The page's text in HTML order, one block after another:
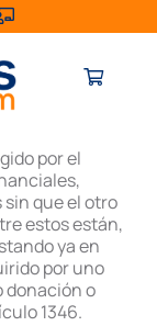
por el
que el otro
estos están,
ya en
por uno
donación o
1346.